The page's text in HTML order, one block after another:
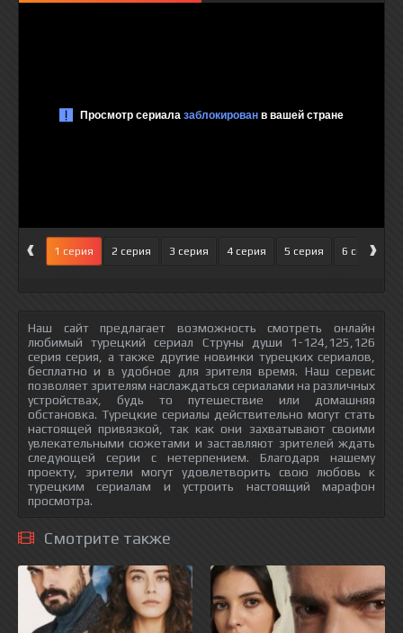
‹ 1 серия 2 серия 3 серия 4 серия 5 серия 6 серия
›
Наш сайт предлагает возможность смотреть онлайн
любимый турецкий сериал Струны души 1-124,125,126
серия серия, а также другие новинки турецких сериалов,
бесплатно и в удобное для зрителя время. Наш сервис
позволяет зрителям наслаждаться сериалами на различных
устройствах, будь то путешествие или домашняя
обстановка. Турецкие сериалы действительно могут стать
настоящей привязкой, так как они захватывают своими
увлекательными сюжетами и заставляют зрителей ждать
следующей серии с нетерпением. Благодаря нашему
проекту, зрители могут удовлетворить свою любовь к
турецким сериалам и устроить настоящий марафон
просмотра.
Смотрите также